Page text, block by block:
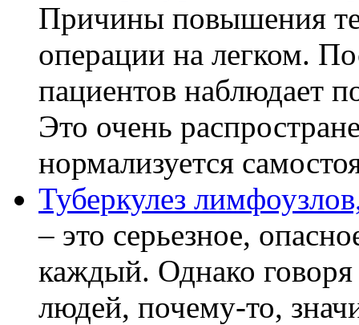
Причины повышения
операции на легком.
пациентов наблюдает
Это очень
нормализуется
Туберкулез
– это серьезное,
каждый. Однако говоря
людей, почему-то,